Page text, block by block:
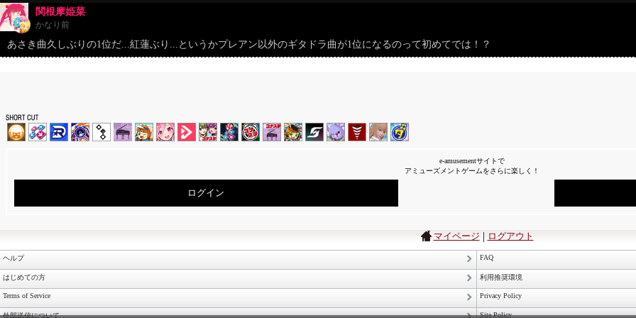
関根摩姫菜
かなり前
あさき曲久しぶりの1位だ...紅蓮ぶり...というかプレアン以外のギタドラ曲が1位になるのって初めてでは！？
e-amusementサイトで
アミューズメントゲームをさらに楽しく！
ログイン
マイページ | ログアウト
ヘルプ FAQ
はじめての方 利用推奨環境
Terms of Service Privacy Policy
外部送信について Site Policy